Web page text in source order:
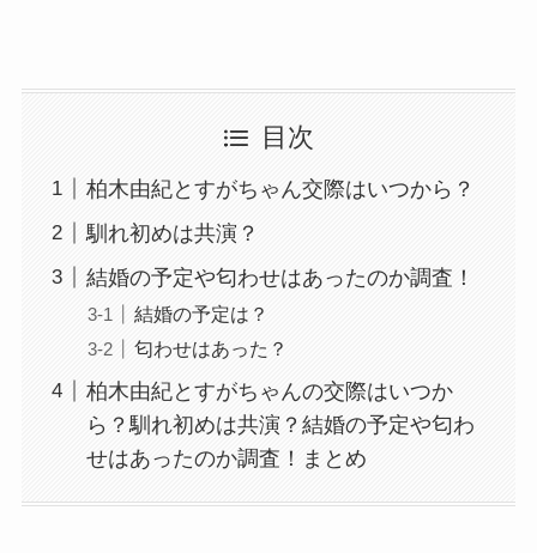
目次
柏木由紀とすがちゃん交際はいつから？
馴れ初めは共演？
結婚の予定や匂わせはあったのか調査！
結婚の予定は？
匂わせはあった？
柏木由紀とすがちゃんの交際はいつか
ら？馴れ初めは共演？結婚の予定や匂わ
せはあったのか調査！まとめ